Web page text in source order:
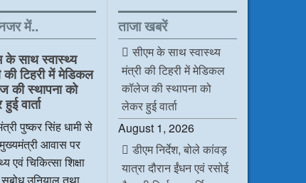
में..
के साथ स्वास्थ्य
की टिहरी में मेडिकल
की स्थापना को
वार्ता
पुष्कर सिंह धामी से
आवास पर
एवं चिकित्सा शिक्षा
ताजा खबरें
सीएम के साथ स्वास्थ्य
मंत्री की टिहरी में मेडिकल
कॉलेज की स्थापना को
लेकर हुई वार्ता
August 1, 2026
डीएम निर्देश, बोले कांवड़
यात्रा दौरान ईंधन एवं रसोई